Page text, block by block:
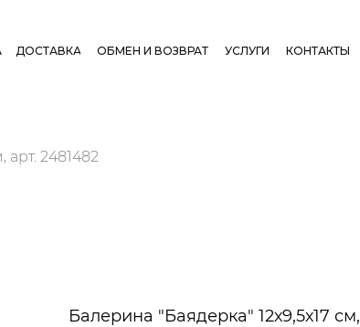
КОНТАКТЫ
УСЛУГИ
ОБМЕН И ВОЗВРАТ
ДОСТАВКА
арт. 2481482
Балерина "Баядерка" 12х9,5х17